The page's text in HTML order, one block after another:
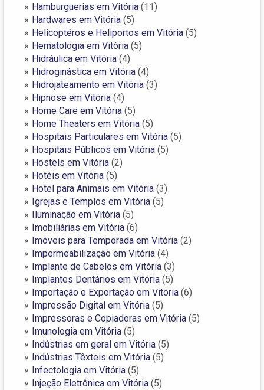
Hamburguerias em Vitória (11)
Hardwares em Vitória (5)
Helicoptéros e Heliportos em Vitória (5)
Hematologia em Vitória (5)
Hidráulica em Vitória (4)
Hidroginástica em Vitória (4)
Hidrojateamento em Vitória (3)
Hipnose em Vitória (4)
Home Care em Vitória (5)
Home Theaters em Vitória (5)
Hospitais Particulares em Vitória (5)
Hospitais Públicos em Vitória (5)
Hostels em Vitória (2)
Hotéis em Vitória (5)
Hotel para Animais em Vitória (3)
Igrejas e Templos em Vitória (5)
Iluminação em Vitória (5)
Imobiliárias em Vitória (6)
Imóveis para Temporada em Vitória (2)
Impermeabilização em Vitória (4)
Implante de Cabelos em Vitória (3)
Implantes Dentários em Vitória (5)
Importação e Exportação em Vitória (6)
Impressão Digital em Vitória (5)
Impressoras e Copiadoras em Vitória (5)
Imunologia em Vitória (5)
Indústrias em geral em Vitória (5)
Indústrias Têxteis em Vitória (5)
Infectologia em Vitória (5)
Injeção Eletrônica em Vitória (5)